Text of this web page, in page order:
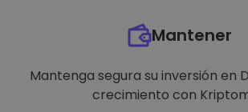
Mantener
Mantenga segura su inversión en
crecimiento con